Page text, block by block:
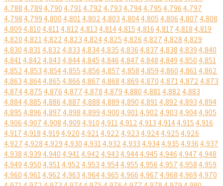
4,7884,7894,7904,7914,7924,7934,7944,7954,7964,797
4,7984,7994,8004,8014,8024,8034,8044,8054,8064,8074,808
4,8094,8104,8114,8124,8134,8144,8154,8164,8174,8184,819
4,8204,8214,8224,8234,8244,8254,8264,8274,8284,829
4,8304,8314,8324,8334,8344,8354,8364,8374,8384,8394,840
4,8414,8424,8434,8444,8454,8464,8474,8484,8494,8504,851
4,8524,8534,8544,8554,8564,8574,8584,8594,8604,8614,862
4,8634,8644,8654,8664,8674,8684,8694,8704,8714,8724,873
4,8744,8754,8764,8774,8784,8794,8804,8814,8824,883
4,8844,8854,8864,8874,8884,8894,8904,8914,8924,8934,894
4,8954,8964,8974,8984,8994,9004,9014,9024,9034,9044,905
4,9064,9074,9084,9094,9104,9114,9124,9134,9144,9154,916
4,9174,9184,9194,9204,9214,9224,9234,9244,9254,926
4,9274,9284,9294,9304,9314,9324,9334,9344,9354,9364,937
4,9384,9394,9404,9414,9424,9434,9444,9454,9464,9474,948
4,9494,9504,9514,9524,9534,9544,9554,9564,9574,9584,959
4,9604,9614,9624,9634,9644,9654,9664,9674,9684,9694,970